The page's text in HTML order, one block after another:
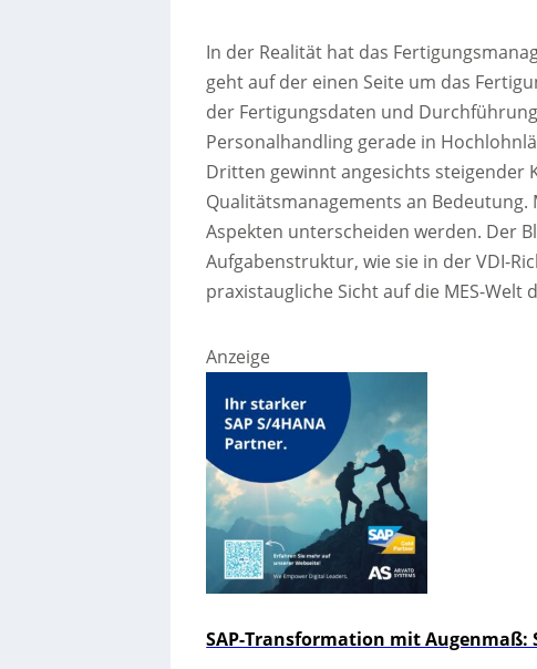
In der Realität hat das
geht auf der einen Seite um das
der Fertigungsdaten und
Personalhandling gerade in
Dritten gewinnt angesichts steigender
Qualitätsmanagements an
Aspekten unterscheiden werden. Der
Aufgabenstruktur, wie sie in der VDI-
praxistaugliche Sicht auf die MES-Welt
Anzeige
SAP-Transformation mit